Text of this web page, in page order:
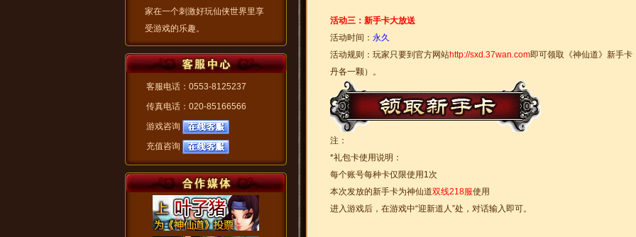
活动三：新手卡大放送
活动时间： 永久
活动规则：玩家只要到官方网站http://sxd.37wan.com即可领取《神仙道》新手
丹各一颗）。
注：
*礼包卡使用说明：
每个账号每种卡仅限使用1次
本次发放的新手卡为神仙道双线218服使用
进入游戏后，在游戏中“迎新道人”处，对话输入即可。
家在一个刺激好玩仙侠世界里享
受游戏的乐趣。
客服电话：0553-8125237
传真电话：020-85166566
游戏咨询
充值咨询